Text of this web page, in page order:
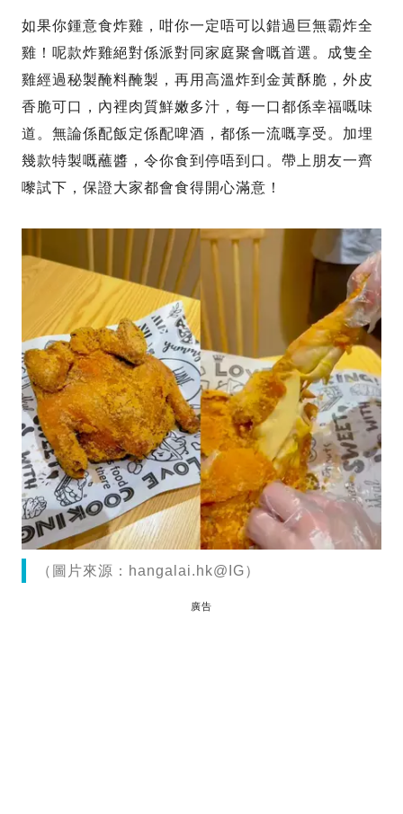
如果你鍾意食炸雞，咁你一定唔可以錯過巨無霸炸全
雞！呢款炸雞絕對係派對同家庭聚會嘅首選。成隻全
雞經過秘製醃料醃製，再用高溫炸到金黃酥脆，外皮
香脆可口，內裡肉質鮮嫩多汁，每一口都係幸福嘅味
道。無論係配飯定係配啤酒，都係一流嘅享受。加埋
幾款特製嘅蘸醬，令你食到停唔到口。帶上朋友一齊
嚟試下，保證大家都會食得開心滿意！
（圖片來源：hangalai.hk@IG）
廣告